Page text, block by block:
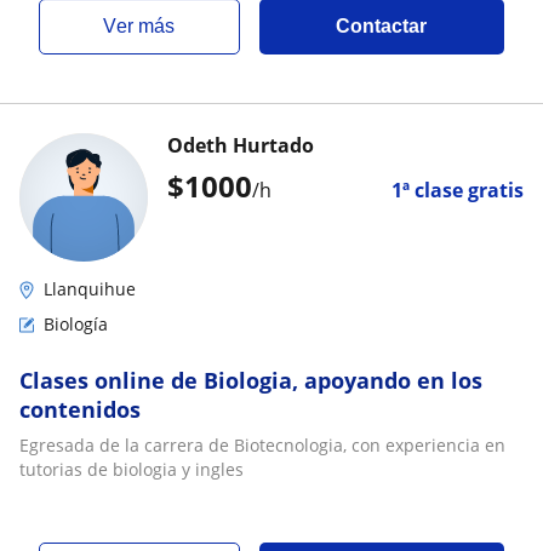
ver más Contactar
$1000/h 1ª clase gratis
Odeth Hurtado
Llanquihue
Biología
Clases online de Biologia, apoyando en los
contenidos
Egresada de la carrera de Biotecnologia, con experiencia en
tutorias de biologia y ingles